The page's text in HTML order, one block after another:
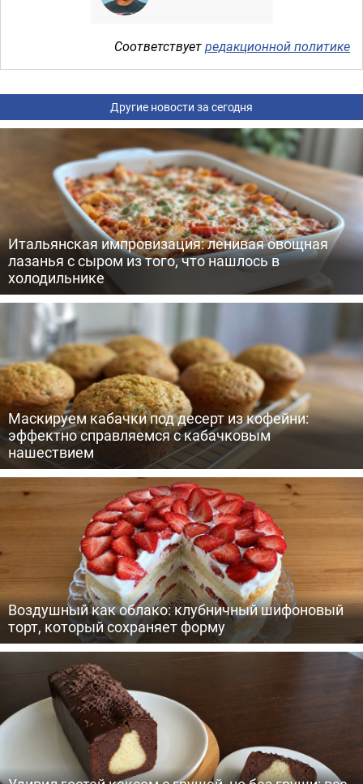
Соответствуетредакционной политике
Другие новости за сегодня
Итальянская импровизация: ленивая овощная
лазанья с сыром из того, что нашлось в
холодильнике
Маскируем кабачки под десерт из кофейни:
эффектно справляемся с кабачковым
нашествием
Воздушный как облако: клубничный шифоновый
торт, который сохраняет форму